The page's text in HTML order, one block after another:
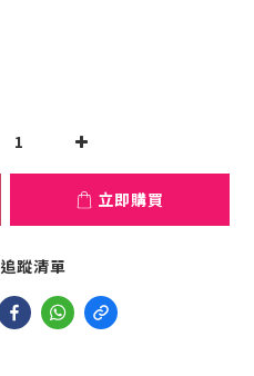
立即購買
蹤清單